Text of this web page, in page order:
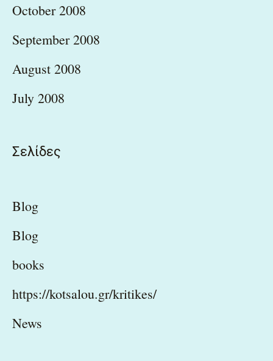
October 2008
September 2008
August 2008
July 2008
Σελίδες
Blog
Blog
books
https://kotsalou.gr/kritikes/
News